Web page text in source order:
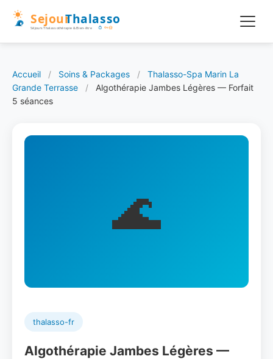
Accueil / Soins & Packages /
Thalasso-Spa Marin La
Grande Terrasse
/
Algothérapie Jambes Légères — Forfait
5 séances
🌊
thalasso-fr
Algothérapie Jambes Légères —